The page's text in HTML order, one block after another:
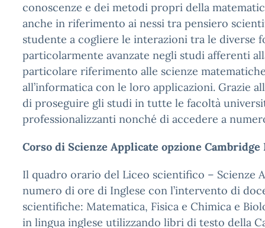
conoscenze e dei metodi propri della
anche in riferimento ai nessi tra pensiero
studente a cogliere le interazioni tra le diverse
particolarmente avanzate negli studi afferenti
particolare riferimento alle scienze
all’informatica con le loro applicazioni. Grazie
di proseguire gli studi in tutte le facoltà
professionalizzanti nonché di accedere a
Corso di Scienze Applicate opzione Cambridge
Il quadro orario del Liceo scientifico – Scienze
numero di ore di Inglese con l’intervento di
scientifiche: Matematica, Fisica e Chimica e
in lingua inglese utilizzando libri di testo della